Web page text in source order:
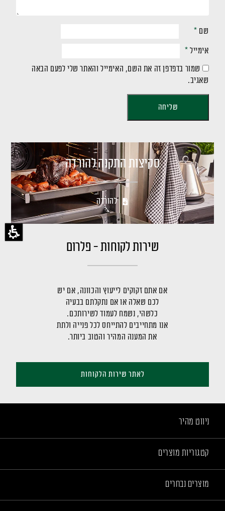
שם *
אימייל *
שמור בדפדפן זה את השם, האימייל והאתר שלי לפעם הבאה
שאגיב.
סקיצות התקנה להורדה
להורדה
שירות לקוחות - פלרום
אם אתם זקוקים לייעוץ והכוונה, אם יש
לכם שאלה או אם נתקלתם בבעיה
כלשהי, נשמח לעמוד לשירותכם.
אנו מתחייבים להתייחס לכל פנייה ולתת
את המענה המהיר והטוב ביותר.
לאתר שירות הלקוחות
ניווט מהיר
קטגוריות מוצרים
מוצרים נבחרים